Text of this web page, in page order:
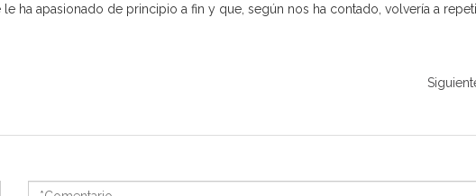
ha apasionado de principio a fin y que, según nos ha contado, volvería a
*Comentario